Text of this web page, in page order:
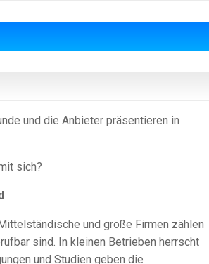
und die Anbieter präsentieren in
sich?
und große Firmen zählen
sind. In kleinen Betrieben herrscht
und Studien geben die